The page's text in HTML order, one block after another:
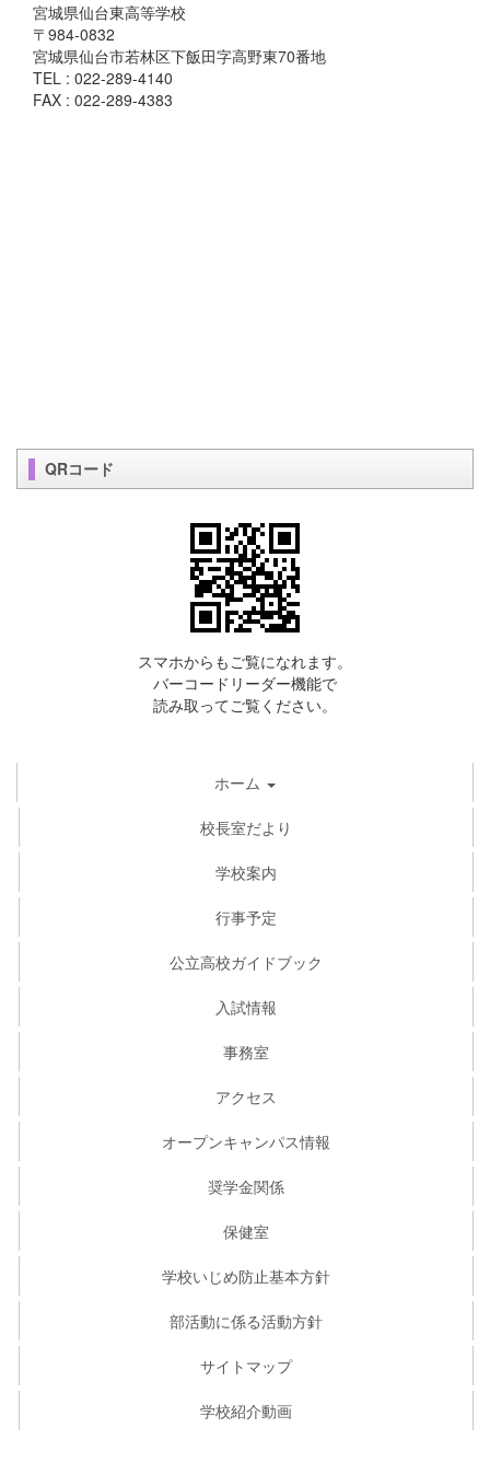
宮城県仙台東高等学校
〒984-0832
宮城県仙台市若林区下飯田字高野東70番地
TEL : 022-289-4140
FAX : 022-289-4383
QRコード
スマホからもご覧になれます。
バーコードリーダー機能で
読み取ってご覧ください。
ホーム
校長室だより
学校案内
行事予定
公立高校ガイドブック
入試情報
事務室
アクセス
オープンキャンパス情報
奨学金関係
保健室
学校いじめ防止基本方針
部活動に係る活動方針
サイトマップ
学校紹介動画